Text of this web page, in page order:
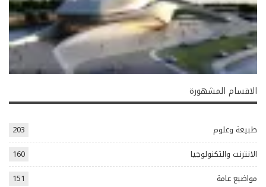
الاقسام المشهورة
طبيعة وعلوم
203
الانترنت والتكنولوجيا
160
مواضيع عامة
151